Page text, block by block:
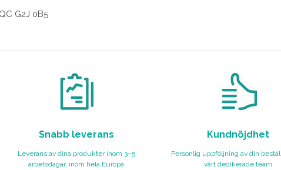
G2J 0B5
Snabb leverans
Leverans av dina produkter inom 3–5
arbetsdagar, inom hela Europa
Kundnöjdhet
Personlig uppföljning av din
vårt dedikerade team